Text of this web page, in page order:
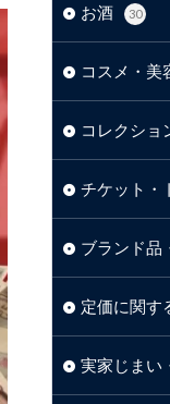
お酒 30
コスメ・美
コレクショ
チケット・
ブランド品
定価に関す
実家じまい